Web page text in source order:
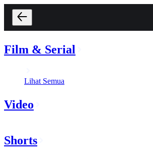
Film & Serial
Lihat Semua
Video
Shorts